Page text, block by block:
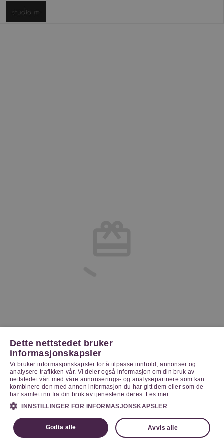
Dette nettstedet bruker
informasjonskapsler
Vi bruker informasjonskapsler for å tilpasse innhold, annonser og
analysere trafikken vår. Vi deler også informasjon om din bruk av
nettstedet vårt med våre annonserings- og analysepartnere som kan
kombinere den med annen informasjon du har gitt dem eller som de
har samlet inn fra din bruk av tjenestene deres. Les mer
INNSTILLINGER FOR INFORMASJONSKAPSLER
Godta alle Avvis alle